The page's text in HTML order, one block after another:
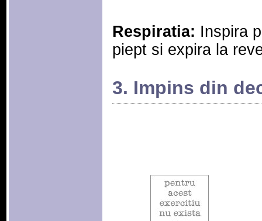
Respiratia: Inspira
piept si expira la
3. Impins din